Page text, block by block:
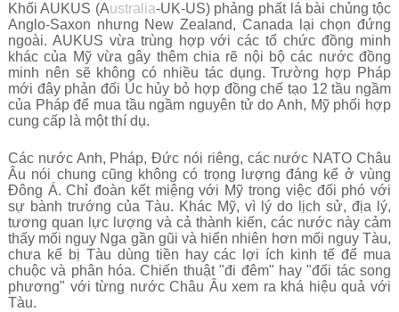
Khối AUKUS (Australia-UK-US) phảng phất lá bài chủng tộc
Anglo-Saxon nhưng New Zealand, Canada lại chọn đứng
ngoài. AUKUS vừa trùng hợp với các tổ chức đồng minh
khác của Mỹ vừa gây thêm chia rẽ nội bộ các nước đồng
minh nên sẽ không có nhiều tác dụng. Trường hợp Pháp
mới đây phản đối Úc hủy bỏ hợp đồng chế tạo 12 tầu ngầm
của Pháp để mua tầu ngầm nguyên tử do Anh, Mỹ phối hợp
cung cấp là một thí dụ.
Các nước Anh, Pháp, Đức nói riêng, các nước NATO Châu
Âu nói chung cũng không có trọng lượng đáng kể ở vùng
Đông Á. Chỉ đoàn kết miệng với Mỹ trong việc đối phó với
sự bành trướng của Tàu. Khác Mỹ, vì lý do lịch sử, địa lý,
tương quan lực lượng và cả thành kiến, các nước này cảm
thấy mối nguy Nga gần gũi và hiển nhiên hơn mối nguy Tàu,
chưa kể bị Tàu dùng tiền hay các lợi ích kinh tế để mua
chuộc và phân hóa. Chiến thuật "đi đêm" hay "đối tác song
phương" với từng nước Châu Âu xem ra khá hiệu quả với
Tàu.